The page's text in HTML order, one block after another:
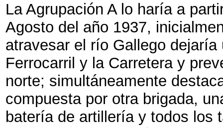
La Agrupación A lo haría a
Agosto del año 1937,
atravesar el río Gallego
Ferrocarril y la Carretera y
norte; simultáneamente
compuesta por otra brigada,
batería de artillería y todos los